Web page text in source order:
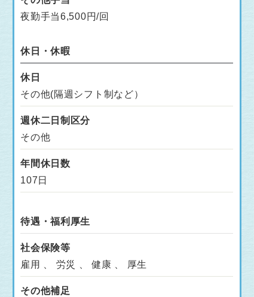
夜勤手当6,500円/回
休日・休暇
休日
その他(隔週シフト制など）
週休二日制区分
その他
年間休日数
107日
待遇・福利厚生
社会保険等
雇用 、 労災 、 健康 、 厚生
その他補足